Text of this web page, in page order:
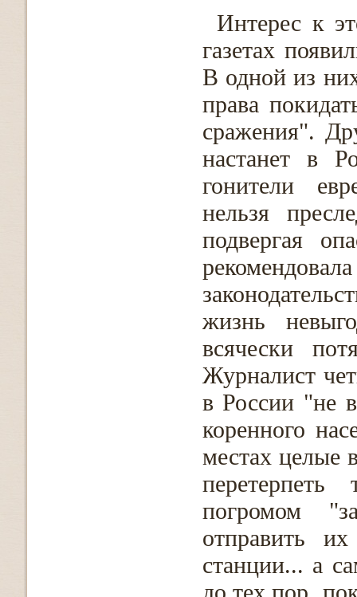
Интерес к
газетах
В одной из
права
сражения".
настанет в
гонители
нельзя
подвергая
жизнь
всячески
Журналист
в России "не
коренного
местах целые
погромом
отправить
станции... а